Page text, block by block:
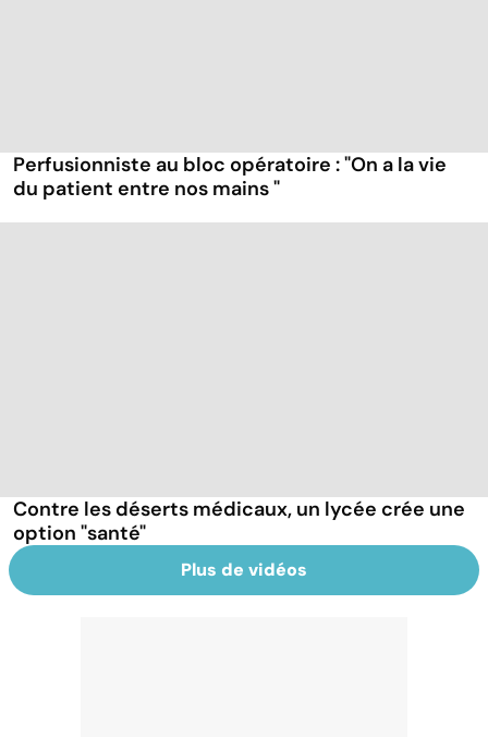
Perfusionniste au bloc opératoire : "On a la vie
du patient entre nos mains "
Contre les déserts médicaux, un lycée crée une
option "santé"
Plus de vidéos